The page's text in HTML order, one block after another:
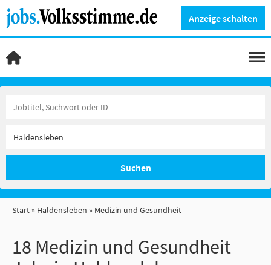
Anzeige schalten
Suchen
Start Haldensleben Medizin und Gesundheit
18 Medizin und Gesundheit